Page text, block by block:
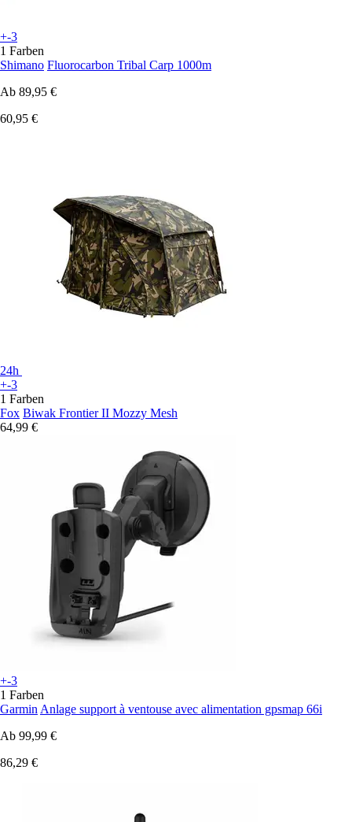
+-3
1 Farben
Shimano Fluorocarbon Tribal Carp 1000m
Ab 89,95 €
60,95 €
24h
+-3
1 Farben
Fox Biwak Frontier II Mozzy Mesh
64,99 €
+-3
1 Farben
Garmin Anlage support à ventouse avec alimentation gpsmap 66i
Ab 99,99 €
86,29 €